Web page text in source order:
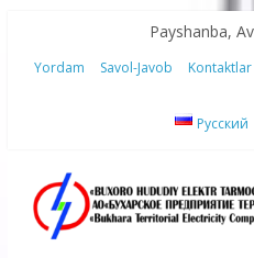
content
Payshanba,
Yordam Savol-Javob Kontaktlar
Русский